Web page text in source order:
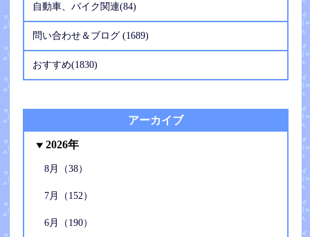
自動車、バイク関連(84)
問い合わせ＆ブログ (1689)
おすすめ(1830)
アーカイブ
2026年
8月（38）
7月（152）
6月（190）